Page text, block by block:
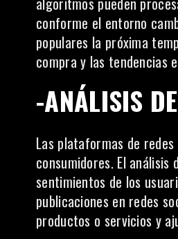
conforme el entorno
populares la próxima
compra y las tendencias
-ANÁLISIS
Las plataformas de
consumidores. El análisis
sentimientos de los
publicaciones en redes
productos o servicios y